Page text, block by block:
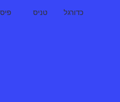
כדורגל טניס